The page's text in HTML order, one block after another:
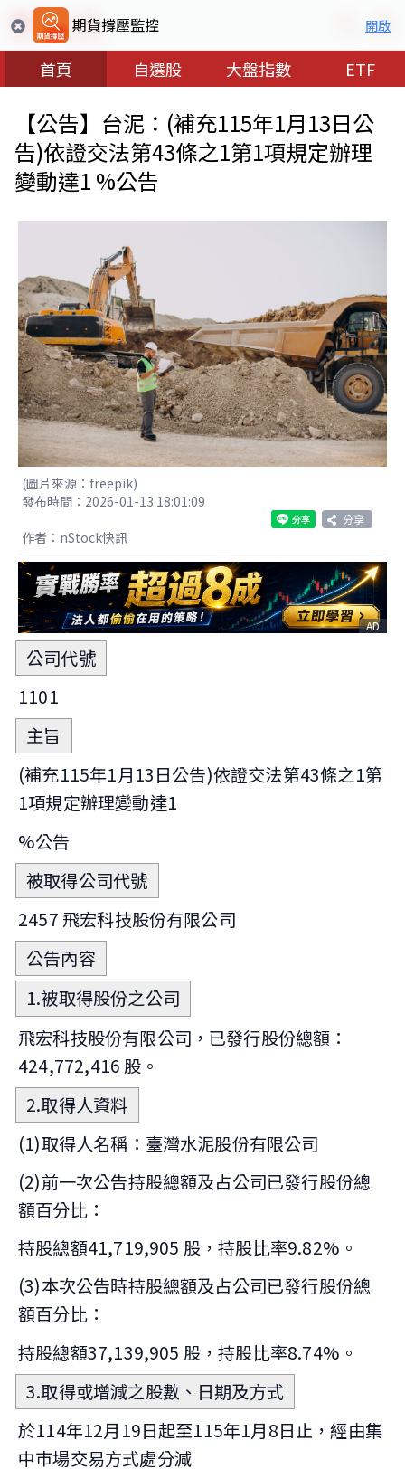
期貨撐壓監控 開啟
首頁 自選股 大盤指數 ETF
【公告】台泥：(補充115年1月13日公
告)依證交法第43條之1第1項規定辦理
變動達1 %公告
(圖片來源：freepik)
發布時間：2026-01-13 18:01:09
分享
作者：nStock快訊
AD
公司代號
1101
主旨
(補充115年1月13日公告)依證交法第43條之1第
1項規定辦理變動達1
%公告
被取得公司代號
2457 飛宏科技股份有限公司
公告內容
1.被取得股份之公司
飛宏科技股份有限公司，已發行股份總額：
424,772,416 股。
2.取得人資料
(1)取得人名稱：臺灣水泥股份有限公司
(2)前一次公告持股總額及占公司已發行股份總
額百分比：
持股總額41,719,905 股，持股比率9.82%。
(3)本次公告時持股總額及占公司已發行股份總
額百分比：
持股總額37,139,905 股，持股比率8.74%。
3.取得或增減之股數、日期及方式
於114年12月19日起至115年1月8日止，經由集
中巿場交易方式處分減